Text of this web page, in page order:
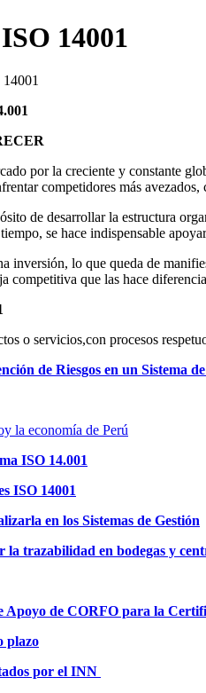
14001
por la creciente y constante
competidores más
de desarrollar la estructura
se hace indispensable
inversión, lo que queda de
competitiva que las hace
o servicios,con procesos
de Riesgos en un Sistema
la economía de Perú
ISO 14.001
ISO 14001
en los Sistemas de Gestión
trazabilidad en bodegas y
Apoyo de CORFO para la
plazo
por el INN